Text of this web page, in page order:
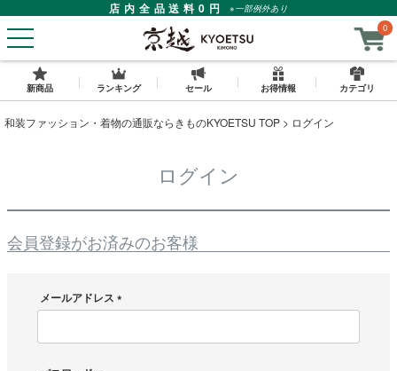
店内全品送料0円
※一部例外あり
0
新商品 ランキング セール お得情報 カテゴリ
和装ファッション・着物の通販ならきものKYOETSU TOP ログイン
ログイン
会員登録がお済みのお客様
メールアドレス